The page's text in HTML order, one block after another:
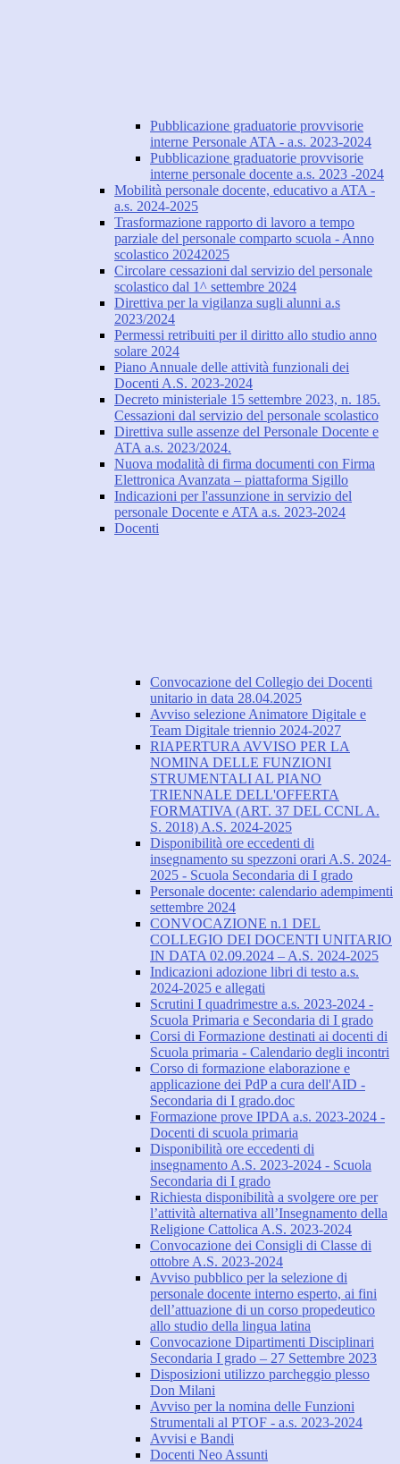
Pubblicazione graduatorie provvisorie
interne Personale ATA - a.s. 2023-2024
Pubblicazione graduatorie provvisorie
interne personale docente a.s. 2023 -2024
Mobilità personale docente, educativo a ATA -
a.s. 2024-2025
Trasformazione rapporto di lavoro a tempo
parziale del personale comparto scuola - Anno
scolastico 20242025
Circolare cessazioni dal servizio del personale
scolastico dal 1^ settembre 2024
Direttiva per la vigilanza sugli alunni a.s
2023/2024
Permessi retribuiti per il diritto allo studio anno
solare 2024
Piano Annuale delle attività funzionali dei
Docenti A.S. 2023-2024
Decreto ministeriale 15 settembre 2023, n. 185.
Cessazioni dal servizio del personale scolastico
Direttiva sulle assenze del Personale Docente e
ATA a.s. 2023/2024.
Nuova modalità di firma documenti con Firma
Elettronica Avanzata – piattaforma Sigillo
Indicazioni per l'assunzione in servizio del
personale Docente e ATA a.s. 2023-2024
Docenti
Convocazione del Collegio dei Docenti
unitario in data 28.04.2025
Avviso selezione Animatore Digitale e
Team Digitale triennio 2024-2027
RIAPERTURA AVVISO PER LA
NOMINA DELLE FUNZIONI
STRUMENTALI AL PIANO
TRIENNALE DELL'OFFERTA
FORMATIVA (ART. 37 DEL CCNL A.
S. 2018) A.S. 2024-2025
Disponibilità ore eccedenti di
insegnamento su spezzoni orari A.S. 2024-
2025 - Scuola Secondaria di I grado
Personale docente: calendario adempimenti
settembre 2024
CONVOCAZIONE n.1 DEL
COLLEGIO DEI DOCENTI UNITARIO
IN DATA 02.09.2024 – A.S. 2024-2025
Indicazioni adozione libri di testo a.s.
2024-2025 e allegati
Scrutini I quadrimestre a.s. 2023-2024 -
Scuola Primaria e Secondaria di I grado
Corsi di Formazione destinati ai docenti di
Scuola primaria - Calendario degli incontri
Corso di formazione elaborazione e
applicazione dei PdP a cura dell'AID -
Secondaria di I grado.doc
Formazione prove IPDA a.s. 2023-2024 -
Docenti di scuola primaria
Disponibilità ore eccedenti di
insegnamento A.S. 2023-2024 - Scuola
Secondaria di I grado
Richiesta disponibilità a svolgere ore per
l’attività alternativa all’Insegnamento della
Religione Cattolica A.S. 2023-2024
Convocazione dei Consigli di Classe di
ottobre A.S. 2023-2024
Avviso pubblico per la selezione di
personale docente interno esperto, ai fini
dell’attuazione di un corso propedeutico
allo studio della lingua latina
Convocazione Dipartimenti Disciplinari
Secondaria I grado – 27 Settembre 2023
Disposizioni utilizzo parcheggio plesso
Don Milani
Avviso per la nomina delle Funzioni
Strumentali al PTOF - a.s. 2023-2024
Avvisi e Bandi
Docenti Neo Assunti